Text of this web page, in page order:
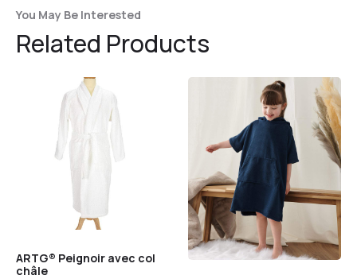
You May Be Interested
Related Products
ARTG® Peignoir avec col
châle